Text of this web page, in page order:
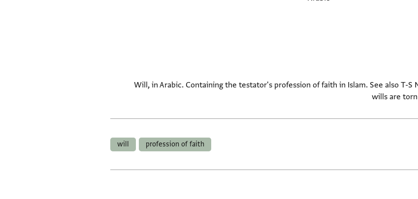
Will, in Arabic. Containing the testator's profession of faith in Islam. See also T-S
wills are
profession of faith
will